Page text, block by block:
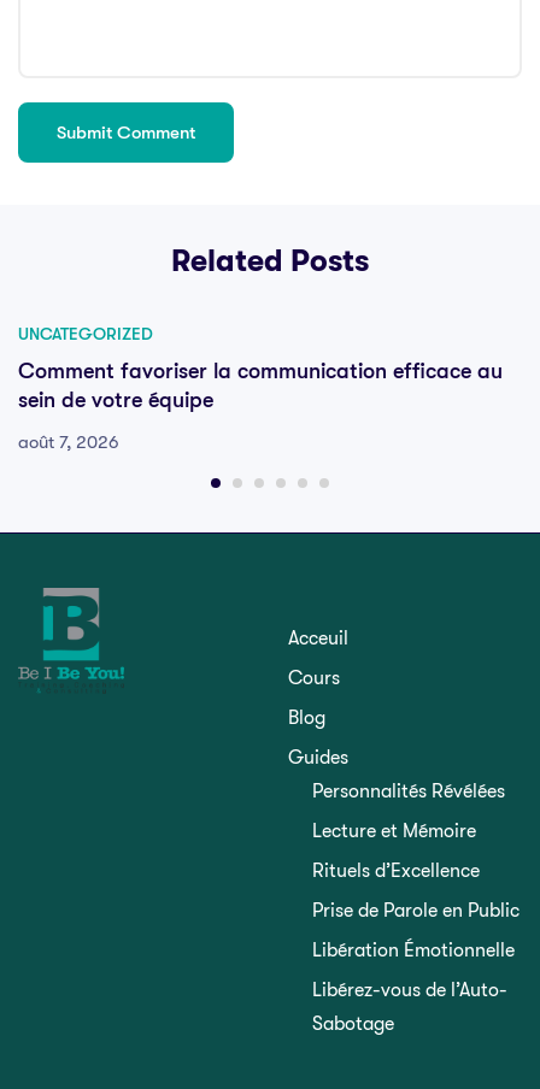
Related Posts
UNCATEGORIZED
Comment favoriser la communication efficace au
sein de votre équipe
août 7, 2026
Acceuil
Cours
Blog
Guides
Personnalités Révélées
Lecture et Mémoire
Rituels d’Excellence
Prise de Parole en Public
Libération Émotionnelle
Libérez-vous de l’Auto-
Sabotage